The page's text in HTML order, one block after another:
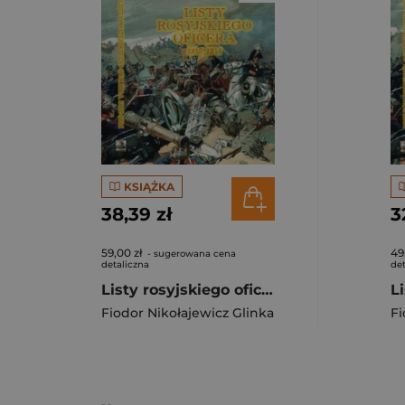
KSIĄŻKA
38,39 zł
59,00 zł - sugerowana cena
detaliczna
Listy rosyjskiego oficera o Polsce TW
Fiodor Nikołajewicz Glinka